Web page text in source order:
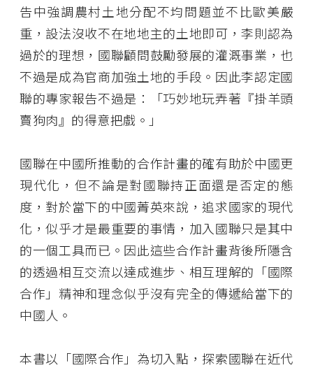
告中強調農村土地分配不均問題並不比歐美嚴
重，設法沒收不在地地主的土地即可，李則認為
過於的理想，國聯顧問鼓勵發展的灌溉事業，也
不過是成為官商加強土地的手段。因此李認定國
聯的專家報告不過是：「巧妙地玩弄著『掛羊頭
賣狗肉』的得意把戲。」
國聯在中國所推動的合作計畫的確有助於中國更
現代化，但不論是對國聯持正面還是否定的態
度，對於當下的中國菁英來說，追求國家的現代
化，似乎才是最重要的事情，加入國聯只是其中
的一個工具而已。因此這些合作計畫背後所隱含
的透過相互交流以達成進步、相互理解的「國際
合作」精神和理念似乎沒有完全的傳遞給當下的
中國人。
本書以「國際合作」為切入點，探索國聯在近代